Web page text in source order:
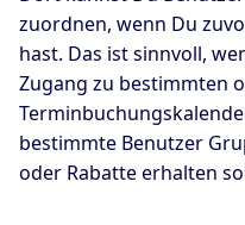
zuordnen, wenn Du
hast. Das ist sinnvoll,
Zugang zu bestimmten
bestimmte Benutzer
oder Rabatte erhalten